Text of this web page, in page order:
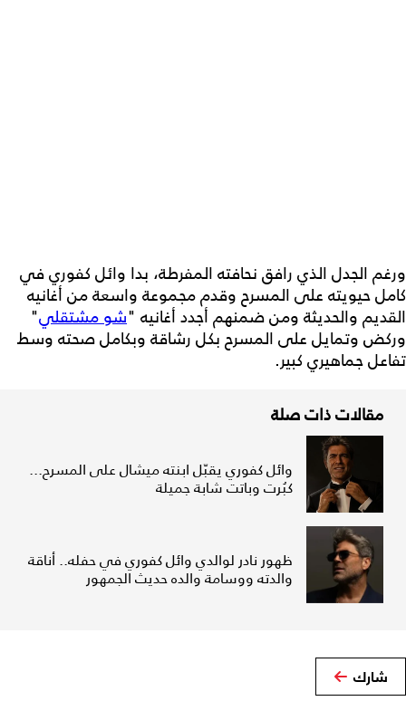
ورغم الجدل الذي رافق نحافته المفرطة، بدا وائل كفوري في
كامل حيويته على المسرح وقدم مجموعة واسعة من أغانيه
القديم والحديثة ومن ضمنهم أجدد أغانيه "شو مشتقلي"
وركض وتمايل على المسرح بكل رشاقة وبكامل صحته وسط
تفاعل جماهيري كبير.
مقالات ذات صلة
وائل كفوري يقبّل ابنته ميشال على المسرح...
كبُرت وباتت شابة جميلة
ظهور نادر لوالدي وائل كفوري في حفله.. أناقة
والدته ووسامة والده حديث الجمهور
شارك